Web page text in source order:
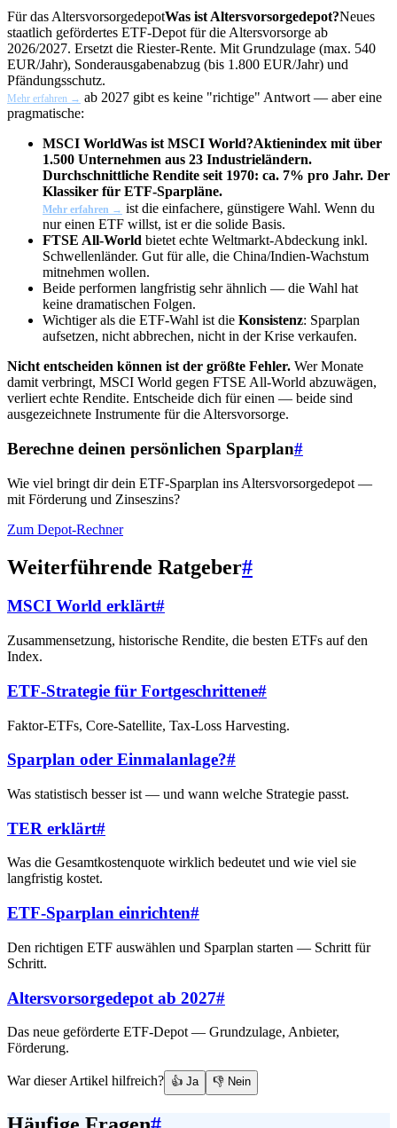
Für das AltersvorsorgedepotWas ist Altersvorsorgedepot?Neues
staatlich gefördertes ETF-Depot für die Altersvorsorge ab
2026/2027. Ersetzt die Riester-Rente. Mit Grundzulage (max. 540
EUR/Jahr), Sonderausgabenabzug (bis 1.800 EUR/Jahr) und
Pfändungsschutz.
Mehr erfahren → ab 2027 gibt es keine "richtige" Antwort — aber eine
pragmatische:
MSCI WorldWas ist MSCI World?Aktienindex mit über
1.500 Unternehmen aus 23 Industrieländern.
Durchschnittliche Rendite seit 1970: ca. 7% pro Jahr. Der
Klassiker für ETF-Sparpläne.
Mehr erfahren → ist die einfachere, günstigere Wahl. Wenn du
nur einen ETF willst, ist er die solide Basis.
FTSE All-World bietet echte Weltmarkt-Abdeckung inkl.
Schwellenländer. Gut für alle, die China/Indien-Wachstum
mitnehmen wollen.
Beide performen langfristig sehr ähnlich — die Wahl hat
keine dramatischen Folgen.
Wichtiger als die ETF-Wahl ist die Konsistenz: Sparplan
aufsetzen, nicht abbrechen, nicht in der Krise verkaufen.
Nicht entscheiden können ist der größte Fehler. Wer Monate
damit verbringt, MSCI World gegen FTSE All-World abzuwägen,
verliert echte Rendite. Entscheide dich für einen — beide sind
ausgezeichnete Instrumente für die Altersvorsorge.
Berechne deinen persönlichen Sparplan#
Wie viel bringt dir dein ETF-Sparplan ins Altersvorsorgedepot —
mit Förderung und Zinseszins?
Zum Depot-Rechner
Weiterführende Ratgeber#
MSCI World erklärt#
Zusammensetzung, historische Rendite, die besten ETFs auf den
Index.
ETF-Strategie für Fortgeschrittene#
Faktor-ETFs, Core-Satellite, Tax-Loss Harvesting.
Sparplan oder Einmalanlage?#
Was statistisch besser ist — und wann welche Strategie passt.
TER erklärt#
Was die Gesamtkostenquote wirklich bedeutet und wie viel sie
langfristig kostet.
ETF-Sparplan einrichten#
Den richtigen ETF auswählen und Sparplan starten — Schritt für
Schritt.
Altersvorsorgedepot ab 2027#
Das neue geförderte ETF-Depot — Grundzulage, Anbieter,
Förderung.
War dieser Artikel hilfreich? 👍 Ja 👎 Nein